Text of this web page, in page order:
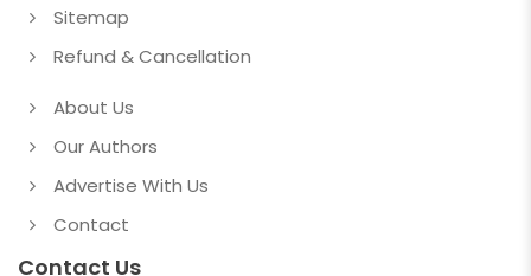
Sitemap
Refund & Cancellation
About Us
Our Authors
Advertise With Us
Contact
Contact Us